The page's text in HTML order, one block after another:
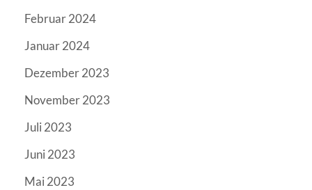
Februar 2024
Januar 2024
Dezember 2023
November 2023
Juli 2023
Juni 2023
Mai 2023